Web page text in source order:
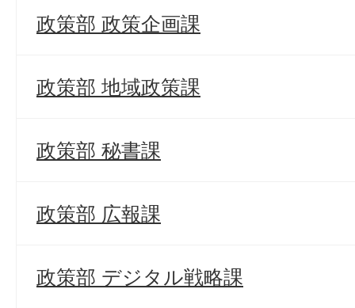
政策部 政策企画課
政策部 地域政策課
政策部 秘書課
政策部 広報課
政策部 デジタル戦略課